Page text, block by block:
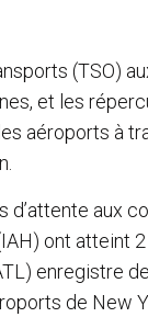
(TSO)
et les
aéroports à
d’attente aux
ont atteint 2
enregistre
de New